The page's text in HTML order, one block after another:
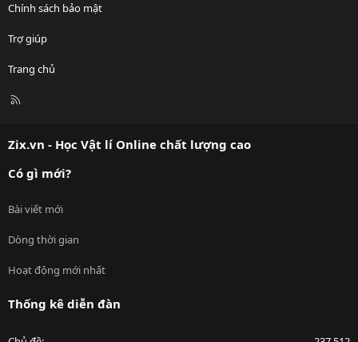
Chính sách bảo mật
Trợ giúp
Trang chủ
R
Zix.vn - Học Vật lí Online chất lượng cao
Có gì mới?
Bài viết mới
Dòng thời gian
Hoạt động mới nhất
Thống kê diễn đàn